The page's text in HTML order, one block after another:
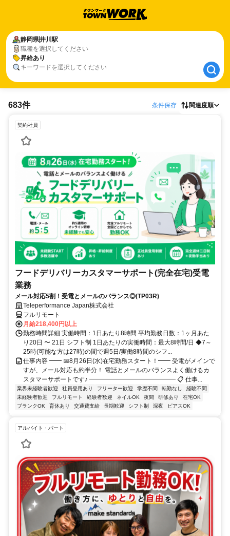
静岡県井川駅
職種を選択してください
昇給あり
キーワードを選択してください
静岡県井川駅
昇給あり
683件 条件保存 関連度順
契約社員
フードデリバリーカスタマーサポート(完全在宅)受電
業務
メール対応5割！受電とメールのバランス◎(TP03R)
Teleperformance Japan株式会社
フルリモート
月給218,400円以上
勤務時間詳細 実働時間：1日あたり8時間 平均勤務日数：1ヶ月あた
り20日 〜 21日 シフト制 1日あたりの実働時間：最大8時間/日 ◆7～
25時(可能な方は27時)の間で週5日/実働8時間のシフ...
仕事内容 ━━ 📅8月26日(水)在宅勤務スタート！━━ 受電がメインで
すが、メール対応も約半分！ 電話とメールのバランスよく働けるカ
スタマーサポートです♪ ━━━━━━━━━━━━━━ 📋 仕事...
業界未経験者歓迎 社員登用あり フリーター歓迎 学歴不問 転勤なし
経験不問
未経験者歓迎
フルリモート 経験者歓迎 ネイルOK 夜間 研修あり
在宅OK
ブランクOK
育休あり 交通費支給 長期歓迎 シフト制 深夜 ピアスOK
アルバイト・パート